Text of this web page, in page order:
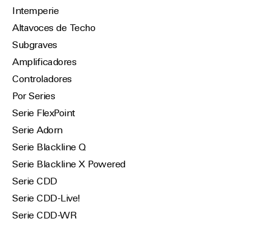
Intemperie
Altavoces de Techo
Subgraves
Amplificadores
Controladores
Por Series
Serie FlexPoint
Serie Adorn
Serie Blackline Q
Serie Blackline X Powered
Serie CDD
Serie CDD-Live!
Serie CDD-WR